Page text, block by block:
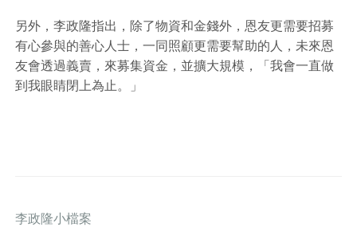
另外，李政隆指出，除了物資和金錢外，恩友更需要招募
有心參與的善心人士，一同照顧更需要幫助的人，未來恩
友會透過義賣，來募集資金，並擴大規模，「我會一直做
到我眼睛閉上為止。」
李政隆小檔案